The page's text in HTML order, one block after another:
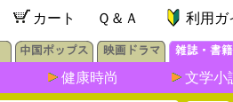
カート Ｑ＆Ａ 利用ガ
健康時尚 文学小